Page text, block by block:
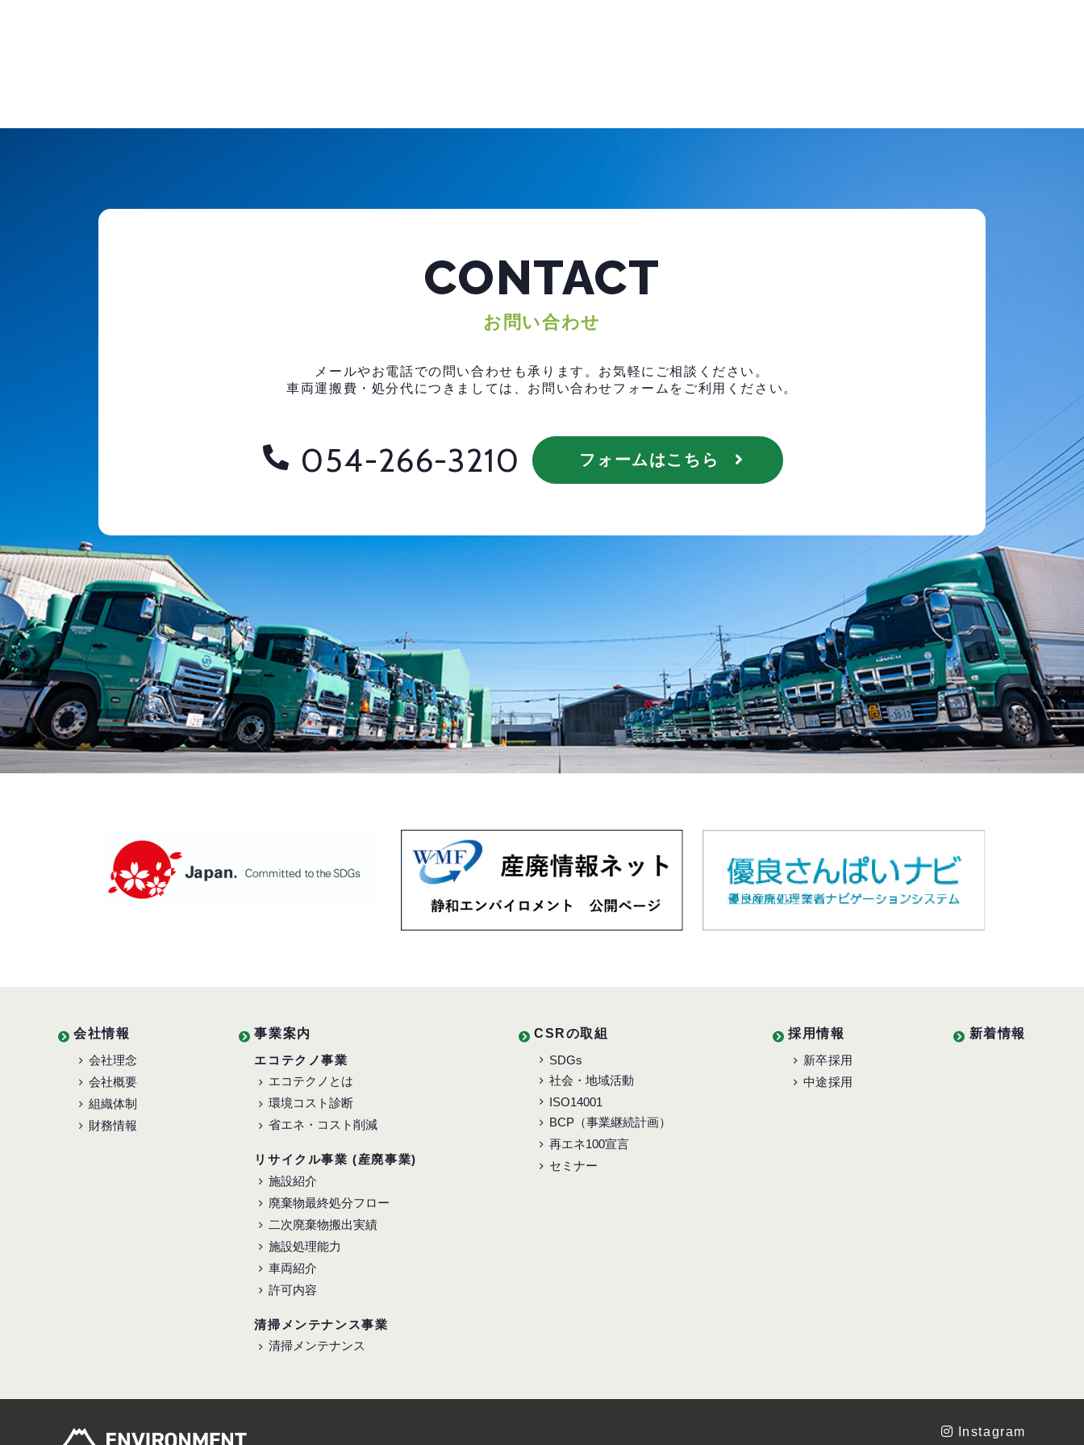
CONTACT
お問い合わせ
メールやお電話での問い合わせも承ります。お気軽にご相談ください。
車両運搬費・処分代につきましては、お問い合わせフォームをご利用ください。
054-266-3210 フォームはこちら
会社情報
会社理念
会社概要
組織体制
財務情報
事業案内
エコテクノ事業
エコテクノとは
環境コスト診断
省エネ・コスト削減
リサイクル事業 (産廃事業)
施設紹介
廃棄物最終処分フロー
二次廃棄物搬出実績
施設処理能力
車両紹介
許可内容
清掃メンテナンス事業
清掃メンテナンス
CSRの取組
SDGs
社会・地域活動
ISO14001
BCP（事業継続計画）
再エネ100宣言
セミナー
採用情報
新卒採用
中途採用
新着情報
Instagram